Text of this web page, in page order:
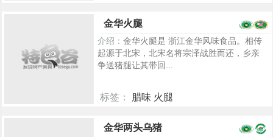
金华火腿
介绍： 金华火腿是 浙江金华风味食品。相传
起源于北宋，北宋名将宗泽战胜而还，乡亲
争送猪腿让其带回...
标签： 腊味 火腿
金华两头乌猪